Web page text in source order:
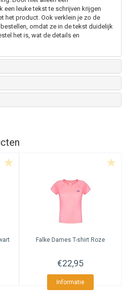
een leuke tekst te schrijven krijgen
het product. Ook verklein je zo de
omdat ze in de tekst duidelijk
het is, wat de details en
Falke Dames T-shirt Roze
€22,95
Informatie